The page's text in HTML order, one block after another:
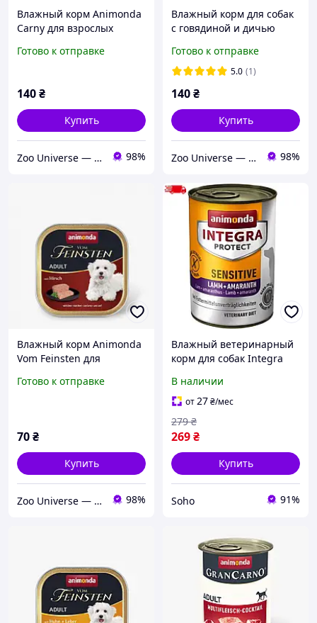
Влажный корм Animonda
Carny для взрослых
Готово к отправке
140₴
Купить
Zoo Universe — зоотовари для домашніх улюбленців 98%
Влажный корм для собак
с говядиной и дичью
Adult Beef+Game 400 г
Готово к отправке
5.0 (1)
140₴
Купить
Zoo Universe — зоотовари для домашніх улюбленців 98%
Влажный корм Animonda
Vom Feinsten для
олениной, 150 г
Готово к отправке
70₴
Купить
Zoo Universe — зоотовари для домашніх улюбленців 98%
Влажный ветеринарный
корм для собак Integra
Amaranth диета при
пищевой
непереносимости, 400 г
В наличии
от27₴/мес
269₴
279 ₴
Купить
Soho 91%